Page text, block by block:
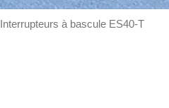
Interrupteurs à bascule ES40-T